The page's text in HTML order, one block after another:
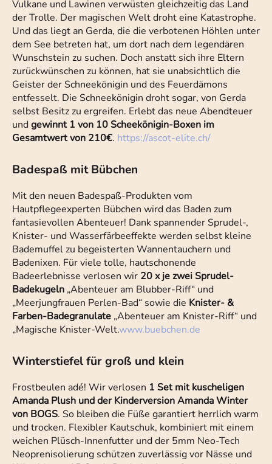
Vulkane und Lawinen verwüsten gleichzeitig das Land
der Trolle. Der magischen Welt droht eine Katastrophe.
Und das liegt an Gerda, die die verbotenen Höhlen unter
dem See betreten hat, um dort nach dem legendären
Wunschstein zu suchen. Doch anstatt sich ihre Eltern
zurückwünschen zu können, hat sie unabsichtlich die
Geister der Schneekönigin und des Feuerdämons
entfesselt. Die Schneekönigin droht sogar, von Gerda
selbst Besitz zu ergreifen. Erlebt das neue Abendteuer
undgewinnt 1 von 10 Scheekönigin-Boxen im
Gesamtwert von 210€. https://ascot-elite.ch/
Badespaß mit Bübchen
Mit den neuen Badespaß-Produkten vom
Hautpflegeexperten Bübchen wird das Baden zum
fantasievollen Abenteuer! Dank spannender Sprudel-,
Knister- und Wasserfärbeeffekte werden selbst kleine
Bademuffel zu begeisterten Wannentauchern und
Badenixen. Für viele tolle, hautschonende
Badeerlebnisse verlosen wir 20 x je zwei Sprudel-
Badekugeln „Abenteuer am Blubber-Riff“ und
„Meerjungfrauen Perlen-Bad“ sowie die Knister- &
Farben-Badegranulate „Abenteuer am Knister-Riff“ und
„Magische Knister-Welt.www.buebchen.de
Winterstiefel für groß und klein
Frostbeulen adé! Wir verlosen 1 Set mit kuscheligen
Amanda Plush und der Kinderversion Amanda Winter
von BOGS. So bleiben die Füße garantiert herrlich warm
und trocken. Flexibler Kautschuk, kombiniert mit einem
weichen Plüsch-Innenfutter und der 5mm Neo-Tech
Neoprenisolierung schützen zuverlässig vor Nässe und